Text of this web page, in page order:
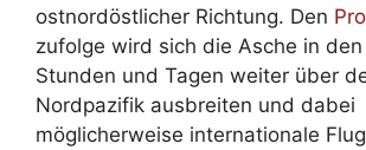
ostnordöstlicher Richtung. Den
zufolge wird sich die Asche in
Stunden und Tagen weiter über
Nordpazifik ausbreiten und dabei
möglicherweise internationale